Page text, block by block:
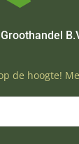
de hoogte!